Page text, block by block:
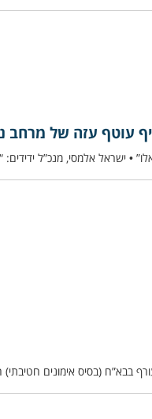
עוטף עזה של מרחב
• ישראל אלמסי, מנכ”ל
בבא”ח (בסיס אימונים חטיבתי)